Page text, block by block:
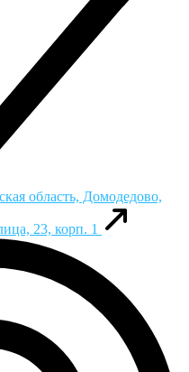
область, Домодедово,
23, корп. 1